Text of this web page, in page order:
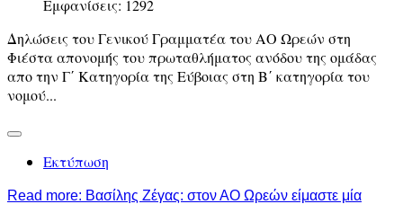
Εμφανίσεις: 1292
Δηλώσεις του Γενικού Γραμματέα του ΑΟ Ωρεών στη
Φιέστα απονομής του πρωταθλήματος ανόδου της ομάδας
απο την Γ΄ Κατηγορία της Εύβοιας στη Β΄ κατηγορία του
νομού...
Εκτύπωση
Read more: Βασίλης Ζέγας: στον ΑΟ Ωρεών είμαστε μία